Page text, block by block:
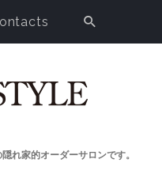
れ家的オーダーサロンです。